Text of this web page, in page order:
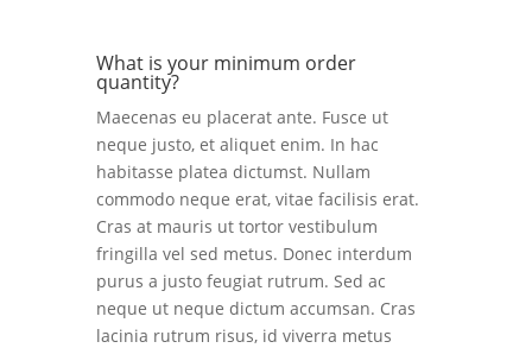
What is your minimum order
quantity?
Maecenas eu placerat ante. Fusce ut
neque justo, et aliquet enim. In hac
habitasse platea dictumst. Nullam
commodo neque erat, vitae facilisis erat.
Cras at mauris ut tortor vestibulum
fringilla vel sed metus. Donec interdum
purus a justo feugiat rutrum. Sed ac
neque ut neque dictum accumsan. Cras
lacinia rutrum risus, id viverra metus